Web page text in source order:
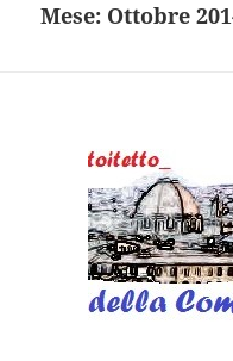
Mese: Ottobre